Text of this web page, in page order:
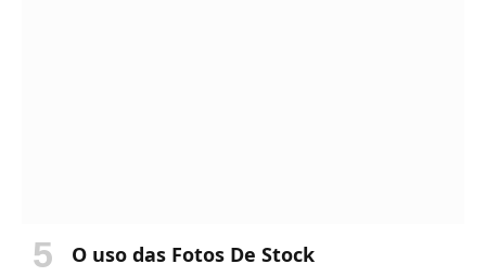
O uso das Fotos De Stock